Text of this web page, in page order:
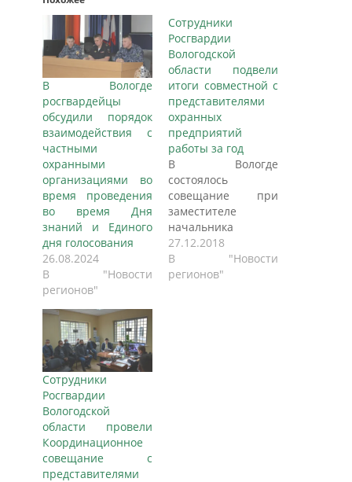
В Вологде
росгвардейцы
обсудили порядок
взаимодействия с
частными
охранными
организациями во
время проведения
во время Дня
знаний и Единого
дня голосования
26.08.2024
В "Новости
регионов"
Сотрудники
Росгвардии
Вологодской
области подвели
итоги совместной с
представителями
охранных
предприятий
работы за год
В Вологде
состоялось
совещание при
заместителе
начальника
Управления
Росгвардии по
Вологодской
27.12.2018
В "Новости
регионов"
Сотрудники
Росгвардии
Вологодской
области провели
Координационное
совещание с
представителями